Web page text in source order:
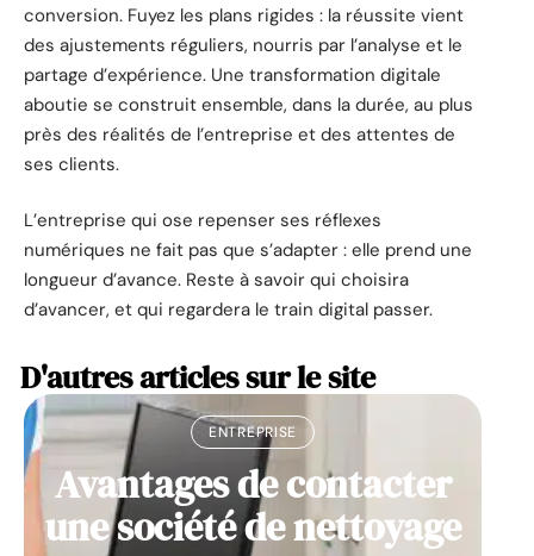
conversion. Fuyez les plans rigides : la réussite vient
des ajustements réguliers, nourris par l’analyse et le
partage d’expérience. Une transformation digitale
aboutie se construit ensemble, dans la durée, au plus
près des réalités de l’entreprise et des attentes de
ses clients.
L’entreprise qui ose repenser ses réflexes
numériques ne fait pas que s’adapter : elle prend une
longueur d’avance. Reste à savoir qui choisira
d’avancer, et qui regardera le train digital passer.
D'autres articles sur le site
ENTREPRISE
Avantages de contacter
une société de nettoyage